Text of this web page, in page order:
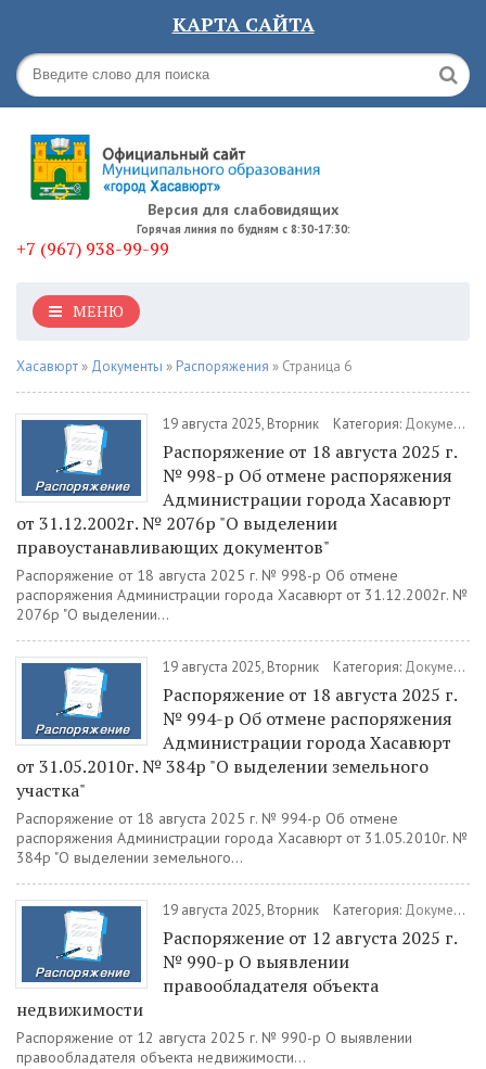
КАРТА САЙТА
Версия для слабовидящих
Горячая линия по будням с 8:30-17:30:
+7 (967) 938-99-99
МЕНЮ
Хасавюрт » Документы » Распоряжения » Страница 6
19 августа 2025, Вторник Категория: Документы
Распоряжение от 18 августа 2025 г.
№ 998-р Об отмене распоряжения
Администрации города Хасавюрт
от 31.12.2002г. № 2076р "О выделении
правоустанавливающих документов"
Распоряжение от 18 августа 2025 г. № 998-р Об отмене
распоряжения Администрации города Хасавюрт от 31.12.2002г. №
2076р "О выделении...
19 августа 2025, Вторник Категория: Документы
Распоряжение от 18 августа 2025 г.
№ 994-р Об отмене распоряжения
Администрации города Хасавюрт
от 31.05.2010г. № 384р "О выделении земельного
участка"
Распоряжение от 18 августа 2025 г. № 994-р Об отмене
распоряжения Администрации города Хасавюрт от 31.05.2010г. №
384р "О выделении земельного...
19 августа 2025, Вторник Категория: Документы
Распоряжение от 12 августа 2025 г.
№ 990-р О выявлении
правообладателя объекта
недвижимости
Распоряжение от 12 августа 2025 г. № 990-р О выявлении
правообладателя объекта недвижимости...